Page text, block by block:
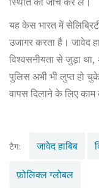
यह केस भारत में
उजागर करता है। जावेद
विश्वसनीयता से जुड़ा था,
पुलिस अभी भी लुप्त हो
वापस दिलाने के लिए काम
टैग: जावेद हाबिब
फ़ोलिक्ल ग्लोबल